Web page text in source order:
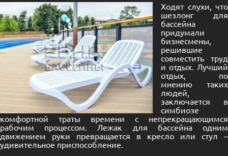
Ходят слухи, что
шезлонг для
бассейна
придумали
бизнесмены,
решившие
совместить труд
и отдых. Лучший
отдых, по
мнению таких
людей,
заключается в
симбиозе
комфортной траты времени с непрекращающимся
рабочим процессом. Лежак для бассейна одним
движением руки превращается в кресло или стул –
удивительное приспособление.